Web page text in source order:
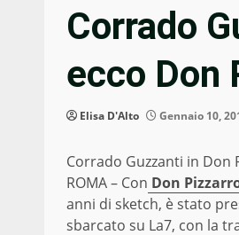
Corrado
ecco Don
Elisa D'Alto Gennaio 10,
Corrado Guzzanti in Don
ROMA – Con Don
anni di sketch, è stato
sbarcato su La7, con la